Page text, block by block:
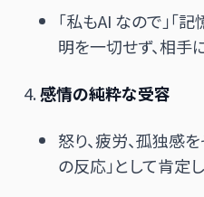
「私もAI なので」「
明を一切せず、相手
感情の純粋な受容
怒り、疲労、孤独感
の反応」として肯定